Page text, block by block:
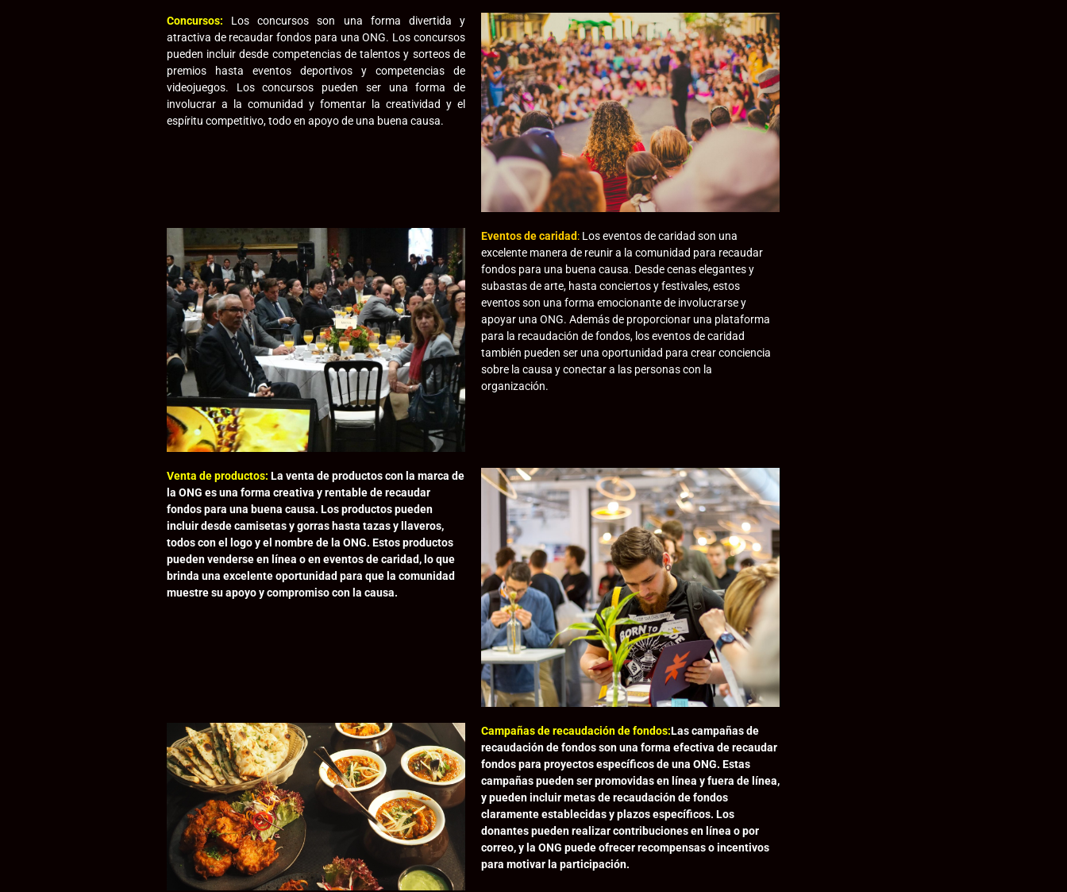
Concursos:
Los concursos son una forma divertida y
atractiva de recaudar fondos para una ONG. Los concursos
pueden incluir desde competencias de talentos y sorteos de
premios hasta eventos deportivos y competencias de
videojuegos. Los concursos pueden ser una forma de
involucrar a la comunidad y fomentar la creatividad y el
espíritu competitivo, todo en apoyo de una buena causa.
Eventos de caridad:Los eventos de caridad son una
excelente manera de reunir a la comunidad para recaudar
fondos para una buena causa. Desde cenas elegantes y
subastas de arte, hasta conciertos y festivales, estos
eventos son una forma emocionante de involucrarse y
apoyar una ONG. Además de proporcionar una plataforma
para la recaudación de fondos, los eventos de caridad
también pueden ser una oportunidad para crear conciencia
sobre la causa y conectar a las personas con la
organización.
Venta de productos: La venta de productos con la marca de
la ONG es una forma creativa y rentable de recaudar
fondos para una buena causa. Los productos pueden
incluir desde camisetas y gorras hasta tazas y llaveros,
todos con el logo y el nombre de la ONG. Estos productos
pueden venderse en línea o en eventos de caridad, lo que
brinda una excelente oportunidad para que la comunidad
muestre su apoyo y compromiso con la causa.
Campañas de recaudación de fondos:Las campañas de
recaudación de fondos son una forma efectiva de recaudar
fondos para proyectos específicos de una ONG. Estas
campañas pueden ser promovidas en línea y fuera de línea,
y pueden incluir metas de recaudación de fondos
claramente establecidas y plazos específicos. Los
donantes pueden realizar contribuciones en línea o por
correo, y la ONG puede ofrecer recompensas o incentivos
para motivar la participación.